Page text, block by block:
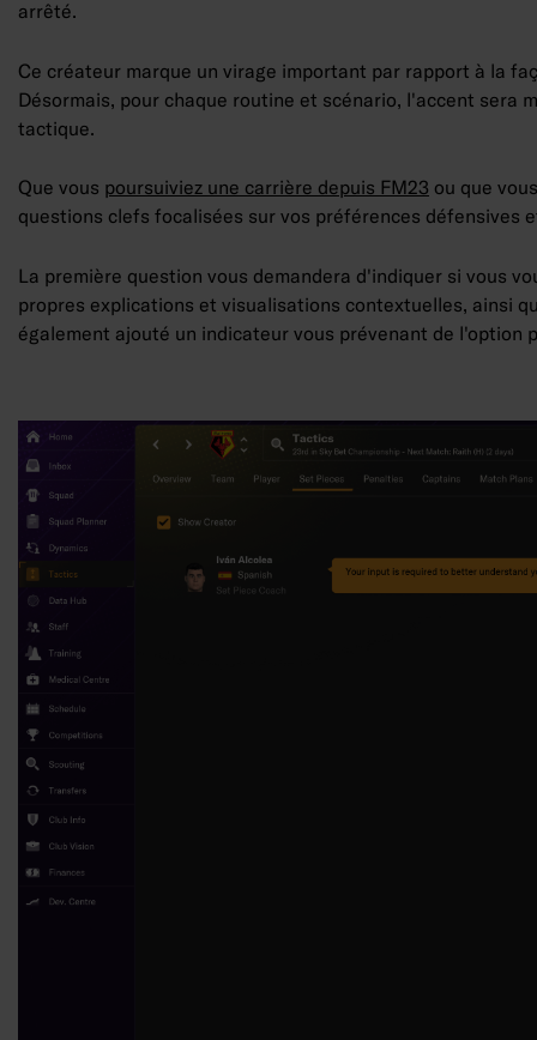
arrêté.
Ce créateur marque un virage important par rapport à la
Désormais, pour chaque routine et scénario, l'accent sera
tactique.
Que vous poursuiviez une carrière depuis FM23 ou que
questions clefs focalisées sur vos préférences défensives
La première question vous demandera d'indiquer si vous
propres explications et visualisations contextuelles, ainsi
également ajouté un indicateur vous prévenant de